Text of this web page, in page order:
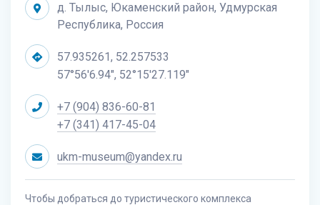
д. Тылыс, Юкаменский район, Удмурская
Республика, Россия
57.935261, 52.257533
57°56'6.94", 52°15'27.119"
+7 (904) 836-60-81
+7 (341) 417-45-04
ukm-museum@yandex.ru
Чтобы добраться до туристического комплекса